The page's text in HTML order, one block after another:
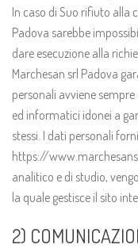
In caso di Suo rifiuto alla
Padova sarebbe
dare esecuzione alla
Marchesan srl Padova
personali avviene
ed informatici idonei a
stessi. I dati personali
https://
analitico e di studio,
la quale gestisce il sito
2)